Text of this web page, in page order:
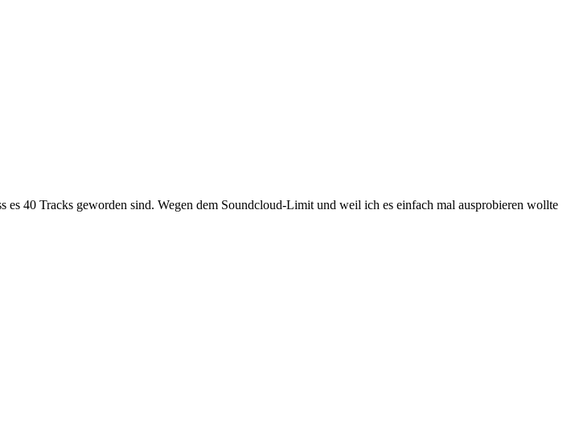
es 40 Tracks geworden sind. Wegen dem Soundcloud-Limit und weil ich es einfach mal ausprobieren wollte